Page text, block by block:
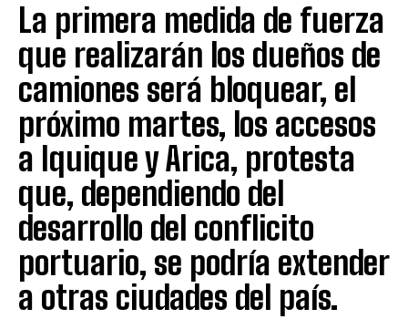
La primera medida de fuerza
que realizarán los dueños de
camiones será bloquear, el
próximo martes, los accesos
a Iquique y Arica, protesta
que, dependiendo del
desarrollo del conflicito
portuario, se podría extender
a otras ciudades del país.